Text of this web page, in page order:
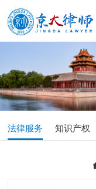
法律服务 知识产权